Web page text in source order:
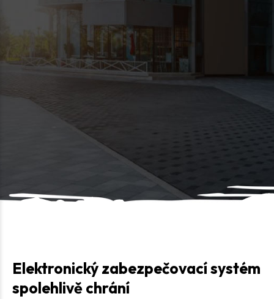
Elektronický zabezpečovací systém
spolehlivě chrání